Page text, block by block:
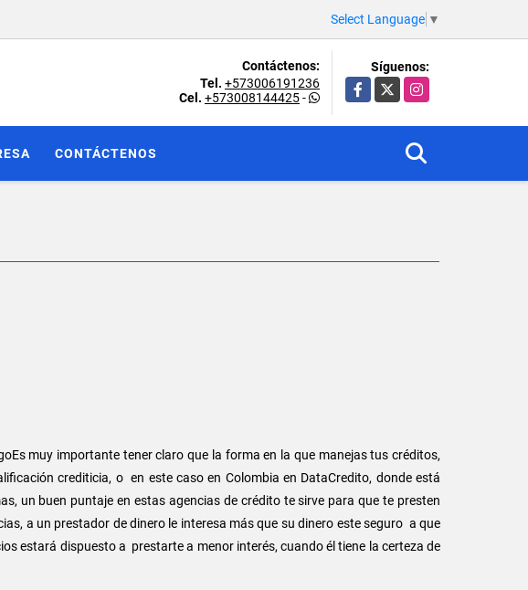
Select Language ▼
Contáctenos:
Tel. +573006191236
Cel. +573008144425-
Síguenos:
Facebook
X Instagram
CONTÁCTENOS
muy importante tener claro que la forma en la que manejas tus créditos,
crediticia, o en este caso en Colombia en DataCredito, donde está
un buen puntaje en estas agencias de crédito te sirve para que te presten
a un prestador de dinero le interesa más que su dinero este seguro a que
estará dispuesto a prestarte a menor interés, cuando él tiene la certeza de